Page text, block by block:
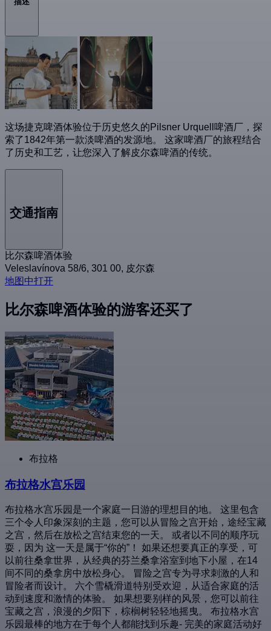
这场捷克啤酒体验位于历史悠久的Pilsner Urquell啤酒厂，探
索了1842年第一款淡啤酒的发源地。 这家啤酒厂的旅程结合
了历史和工艺，让您深入了解皮尔森啤酒的传统。
交通指南
比尔森啤酒体验
Veleslavínova 58/6, 301 00, 皮尔森
地图中打开
比尔森啤酒体验的游客还买了
布拉格
布拉格水宫乐园
布拉格水宫乐园是一个家庭一日游的理想目的地。 这里包含
三个令人印象深刻的主题，您可以从冒险之宫开始，途经宝藏
之宫，然后在放松之宫结束您的一天。 或者以不同的顺序玩
耍，因为 这一天是属于“你的”！ 如果还想要真正的享受，可
以前往桑拿世界，从经典的芬兰桑拿浴室到地下小屋，在14
间不同的桑拿房中放松身心。 冒险之宫专为寻求刺激的人和
冒险者而设计。 六个雪橇滑道特别受欢迎，从适合家庭的活
动到速度和激情的体验。 如果想要别样的风景，您可以前往
宝藏之宫，浪漫的夕阳下，棕榈树轻轻地摇曳。 布拉格水宫
乐园最棒的地方在于每个人都能找到乐趣- 完美的家庭活动好